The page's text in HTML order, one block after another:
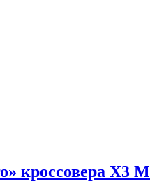
кроссовера X3 M